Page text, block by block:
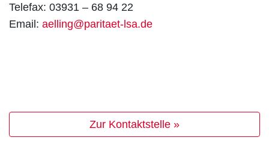
Telefax: 03931 – 68 94 22
Email: aelling@paritaet-lsa.de
Zur Kontaktstelle »